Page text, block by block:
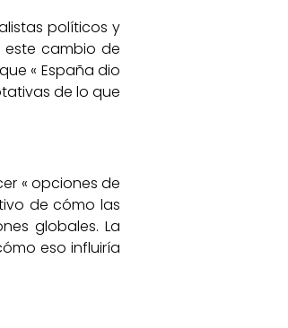
políticos y
este cambio de
« España dio
de lo que
« opciones de
de cómo las
globales. La
eso influiría